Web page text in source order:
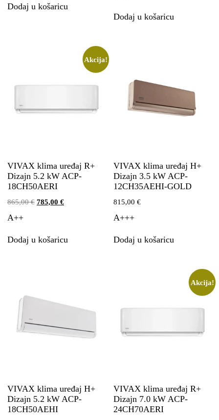
Dodaj u košaricu
Dodaj u košaricu
Akcija!
VIVAX klima uređaj R+
Dizajn 5.2 kW ACP-
18CH50AERI
865,00€ 785,00 €
A++
Dodaj u košaricu
VIVAX klima uređaj H+
Dizajn 3.5 kW ACP-
12CH35AEHI-GOLD
815,00€
A+++
Dodaj u košaricu
VIVAX klima uređaj H+
Dizajn 5.2 kW ACP-
18CH50AEHI
Akcija!
VIVAX klima uređaj R+
Dizajn 7.0 kW ACP-
24CH70AERI